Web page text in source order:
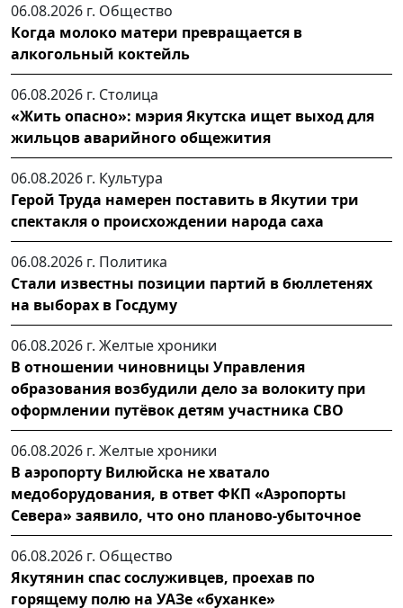
06.08.2026 г. Общество
Когда молоко матери превращается в
алкогольный коктейль
06.08.2026 г. Столица
«Жить опасно»: мэрия Якутска ищет выход для
жильцов аварийного общежития
06.08.2026 г. Культура
Герой Труда намерен поставить в Якутии три
спектакля о происхождении народа саха
06.08.2026 г. Политика
Стали известны позиции партий в бюллетенях
на выборах в Госдуму
06.08.2026 г. Желтые хроники
В отношении чиновницы Управления
образования возбудили дело за волокиту при
оформлении путёвок детям участника СВО
06.08.2026 г. Желтые хроники
В аэропорту Вилюйска не хватало
медоборудования, в ответ ФКП «Аэропорты
Севера» заявило, что оно планово-убыточное
06.08.2026 г. Общество
Якутянин спас сослуживцев, проехав по
горящему полю на УАЗе «буханке»